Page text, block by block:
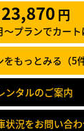
23,870 円
～プランでカート
もっとみる（5
ンタルのご案内
状況をお問い合